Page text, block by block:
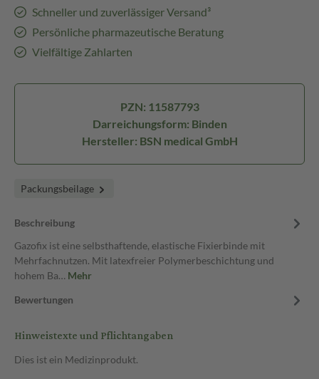
Schneller und zuverlässiger Versand³
Persönliche pharmazeutische Beratung
Vielfältige Zahlarten
PZN: 11587793
Darreichungsform: Binden
Hersteller: BSN medical GmbH
Packungsbeilage
Beschreibung
Gazofix ist eine selbsthaftende, elastische Fixierbinde mit
Mehrfachnutzen. Mit latexfreier Polymerbeschichtung und
hohem Ba… Mehr
Bewertungen
Hinweistexte und Pflichtangaben
Dies ist ein Medizinprodukt.